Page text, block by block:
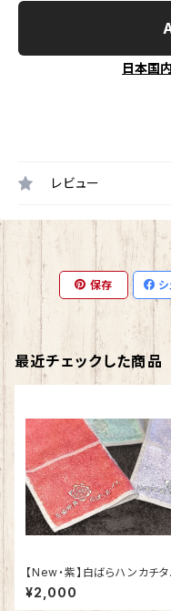
日本国
レビュー
保存
最近チェックした商品
【New・紫】白ばらハンカチタ
ル
¥2,000